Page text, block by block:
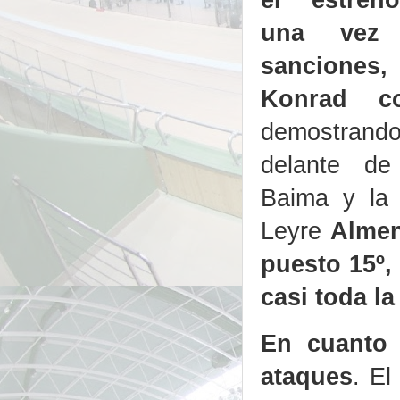
una vez
Konrad
delante
Baima y la
Leyre
puesto
casi toda
En
ataques. El